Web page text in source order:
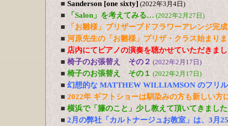
■ Sanderson [one sixty] (2022年3月4日)
■ 「Salon」を考えてみる… (2022年2月27日)
■
「お雛様」プリザーブドフラワーアレンジ完
■ 河原先生の「お雛様」プリザ・クラス始まり
■ 店内にてピアノの演奏を聴かせていただきま
■ 椅子のお張替え その２ (2022年2月17日)
■ 椅子のお張替え その１ (2022年2月17日)
■ 幻想的な MATTHEW WILLIAMSON のフリ
■ 2022年 ギフトショーは馴染みの方も新しい方
■ 横浜で「籐のこと」少し教えて頂いてきまし
■ 2月の弊社「カルトナージュお教室」は、3月